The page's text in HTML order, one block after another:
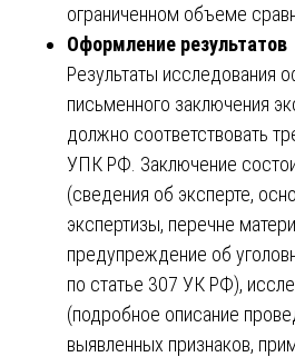
ограниченном объеме
Оформление результатов
Результаты исследования
письменного заключения
должно соответствовать
УПК РФ. Заключение
(сведения об эксперте,
экспертизы, перечне
предупреждение об
по статье 307 УК РФ),
(подробное описание
выявленных признаков,